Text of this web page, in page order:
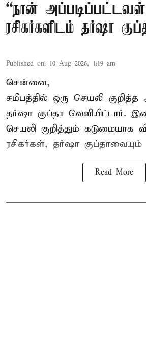
“நான்
ரசிகர்களிடம் தர்ஷா
Published on: 10 Aug 2026, 1:19 am
சென்னை,
சமீபத்தில் ஒரு செயலி குறித்த
தர்ஷா குப்தா வெளியிட்டார்.
செயலி குறித்தும் கடுமையாக
ரசிகர்கள், தர்ஷா குப்தாவையும்
Read More